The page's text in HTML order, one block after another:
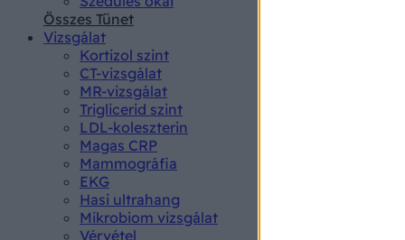
Összes Tünet
Vizsgálat
Kortizol szint
CT-vizsgálat
MR-vizsgálat
Triglicerid szint
LDL-koleszterin
Magas CRP
Mammográfia
EKG
Hasi ultrahang
Mikrobiom vizsgálat
Vérvétel